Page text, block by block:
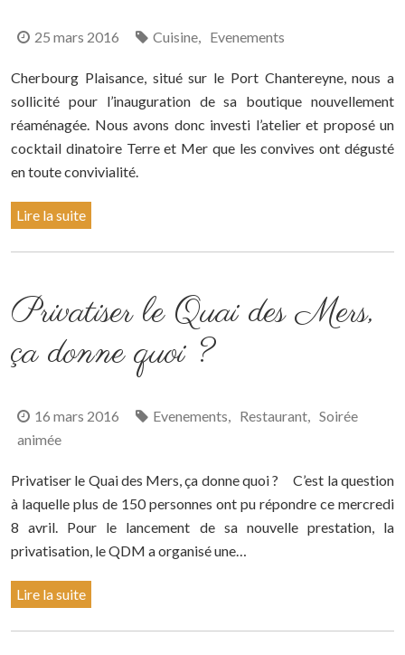
25 mars 2016 Cuisine, Evenements
Cherbourg Plaisance, situé sur le Port Chantereyne, nous a
sollicité pour l’inauguration de sa boutique nouvellement
réaménagée. Nous avons donc investi l’atelier et proposé un
cocktail dinatoire Terre et Mer que les convives ont dégusté
en toute convivialité.
Lire la suite
Privatiser le Quai des Mers,
ça donne quoi ?
16 mars 2016 Evenements, Restaurant, Soirée
animée
Privatiser le Quai des Mers, ça donne quoi ? C’est la question
à laquelle plus de 150 personnes ont pu répondre ce mercredi
8 avril. Pour le lancement de sa nouvelle prestation, la
privatisation, le QDM a organisé une…
Lire la suite